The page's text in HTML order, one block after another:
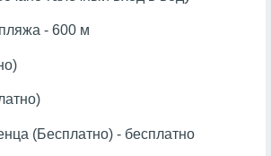
- 600 м
(Бесплатно) - бесплатно